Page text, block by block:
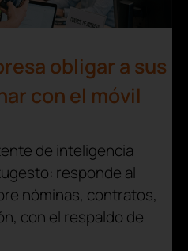
obligar a sus
con el móvil
de inteligencia
responde al
nóminas, contratos,
con el respaldo de